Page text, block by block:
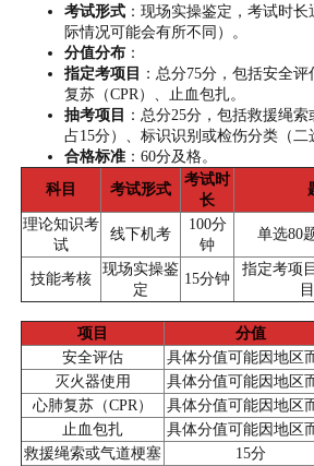
考试形式 ：现场实操鉴定，考试时
际情况可能会有所不同）。
分值分布 ：
指定考项目 ：总分75分，包括安全
复苏（CPR）、止血包扎。
抽考项目 ：总分25分，包括救援绳
占15分）、标识识别或检伤分类（二
合格标准 ：60分及格。
科目
考试形式
考试时
长
理论知识考
试
线下机考
100分
钟
单选80
技能考核
现场实操鉴
定
15分钟
指定考项
项目 分值
安全评估
具体分值可能因地区
灭火器使用
具体分值可能因地区
心肺复苏（CPR）
具体分值可能因地区
止血包扎
具体分值可能因地区
救援绳索或气道梗塞
15分